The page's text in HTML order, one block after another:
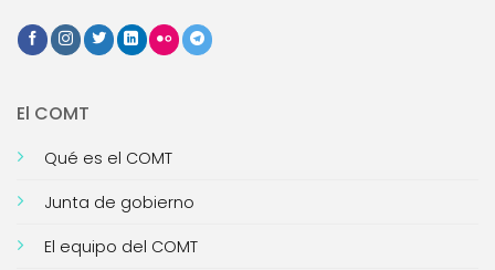
El COMT
Qué es el COMT
Junta de gobierno
El equipo del COMT